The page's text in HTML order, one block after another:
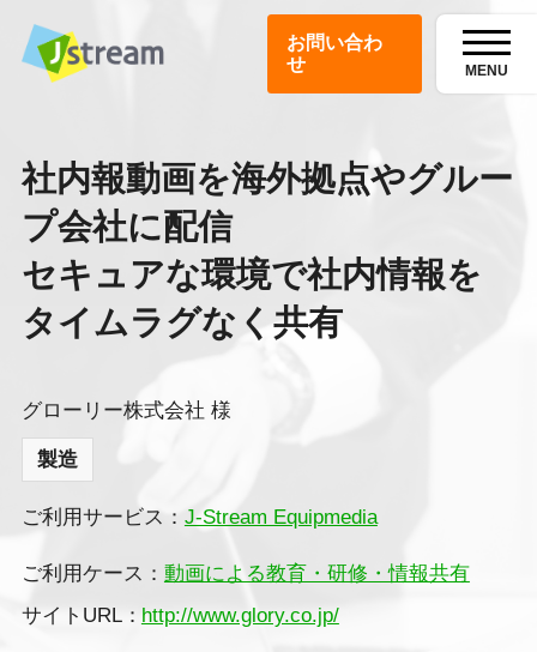
お問い合わ
せ
MENU
社内報動画を海外拠点やグルー
プ会社に配信
セキュアな環境で社内情報を
タイムラグなく共有
グローリー株式会社 様
製造
ご利用サービス： J-Stream Equipmedia
ご利用ケース： 動画による教育・研修・情報共有
サイトURL： http://www.glory.co.jp/